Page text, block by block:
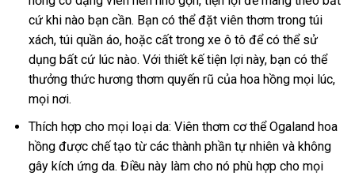
cứ khi nào bạn cần. Bạn có thể đặt viên thơm trong túi
xách, túi quần áo, hoặc cất trong xe ô tô để có thể sử
dụng bất cứ lúc nào. Với thiết kế tiện lợi này, bạn có thể
thưởng thức hương thơm quyến rũ của hoa hồng mọi lúc,
mọi nơi.
Thích hợp cho mọi loại da: Viên thơm cơ thể Ogaland hoa
hồng được chế tạo từ các thành phần tự nhiên và không
gây kích ứng da. Điều này làm cho nó phù hợp cho mọi